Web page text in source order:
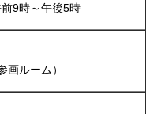
9時～午後5時
画ルーム）